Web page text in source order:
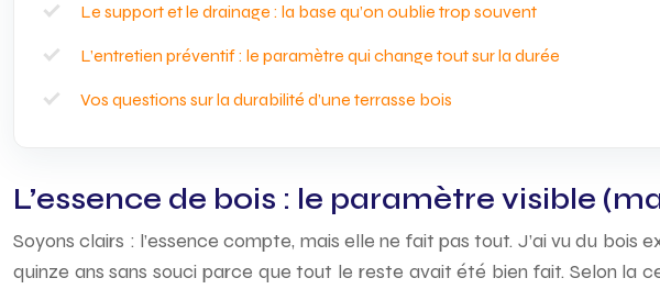
Le support et le drainage : la base qu’on oublie trop souvent
L’entretien préventif : le paramètre qui change tout sur la durée
Vos questions sur la durabilité d’une terrasse bois
L’essence de bois : le paramètre visible
Soyons clairs : l’essence compte, mais elle ne fait pas tout. J’ai vu du
quinze ans sans souci parce que tout le reste avait été bien fait. Selon la